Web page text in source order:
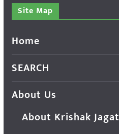
Site Map
Home
SEARCH
About Us
About Krishak Jagat